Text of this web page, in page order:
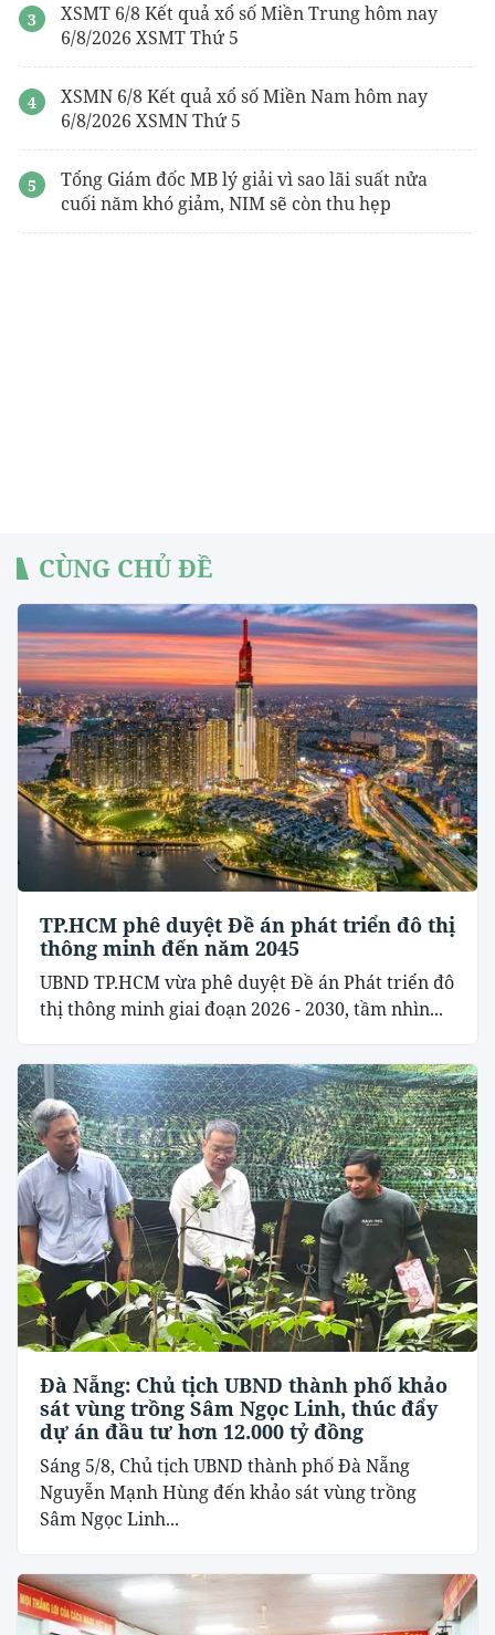
order hàng 1688
đặt hàng taobao về việt nam
Hướng dẫnorder 1688 từ A-Z
XSMT 6/8 Kết quả xổ số Miền Trung hôm nay
6/8/2026 XSMT Thứ 5
XSMN 6/8 Kết quả xổ số Miền Nam hôm nay
6/8/2026 XSMN Thứ 5
Tổng Giám đốc MB lý giải vì sao lãi suất nửa
cuối năm khó giảm, NIM sẽ còn thu hẹp
CÙNG CHỦ ĐỀ
TP.HCM phê duyệt Đề án phát triển đô thị
thông minh đến năm 2045
UBND TP.HCM vừa phê duyệt Đề án Phát triển đô
thị thông minh giai đoạn 2026 - 2030, tầm nhìn...
Đà Nẵng: Chủ tịch UBND thành phố khảo
sát vùng trồng Sâm Ngọc Linh, thúc đẩy
dự án đầu tư hơn 12.000 tỷ đồng
Sáng 5/8, Chủ tịch UBND thành phố Đà Nẵng
Nguyễn Mạnh Hùng đến khảo sát vùng trồng
Sâm Ngọc Linh...